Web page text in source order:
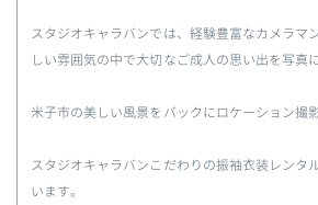
スタジオキャラバンでは、経験豊富なカメラマ
しい雰囲気の中で大切なご成人の思い出を写真
米子市の美しい風景をバックにロケーション撮影
スタジオキャラバンこだわりの振袖衣装レンタ
います。